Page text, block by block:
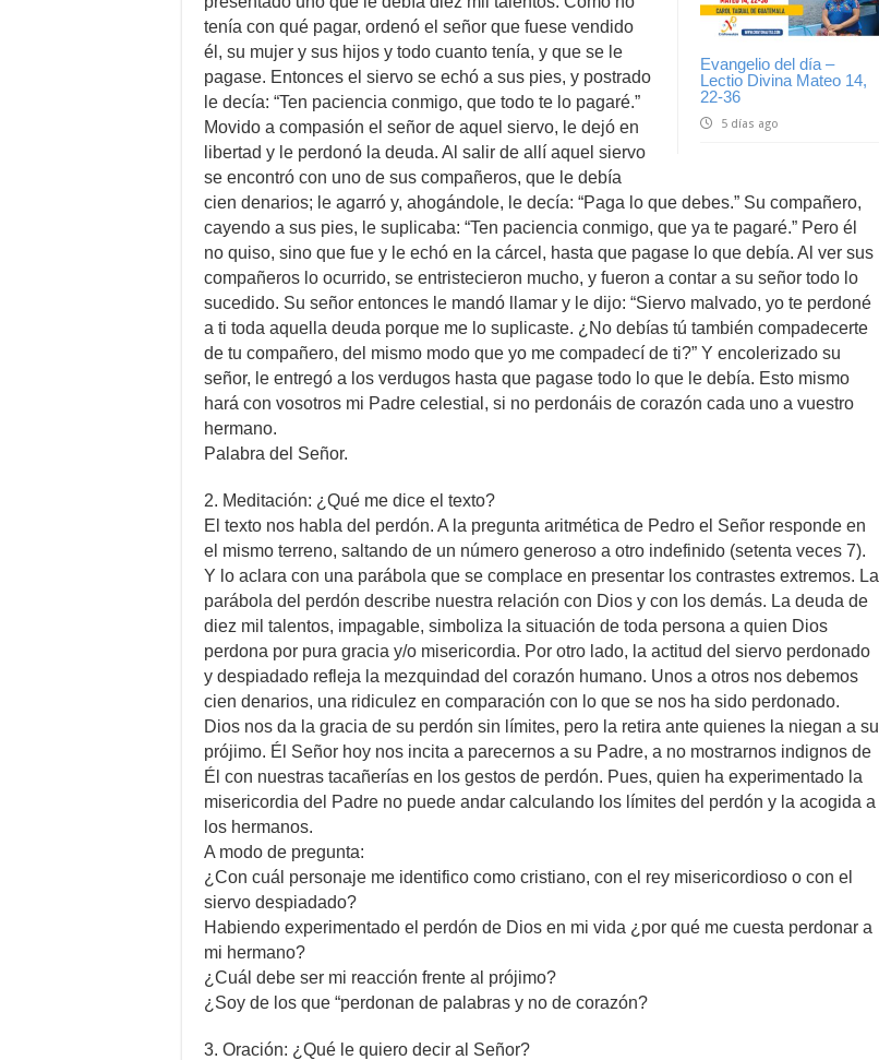
Evangelio del día –
Lectio Divina Mateo 14,
22-36
5 días ago
tenía con qué pagar, ordenó el señor que fuese vendido
él, su mujer y sus hijos y todo cuanto tenía, y que se le
pagase. Entonces el siervo se echó a sus pies, y postrado
le decía: “Ten paciencia conmigo, que todo te lo pagaré.”
Movido a compasión el señor de aquel siervo, le dejó en
libertad y le perdonó la deuda. Al salir de allí aquel siervo
se encontró con uno de sus compañeros, que le debía
cien denarios; le agarró y, ahogándole, le decía: “Paga lo que debes.” Su compañero,
cayendo a sus pies, le suplicaba: “Ten paciencia conmigo, que ya te pagaré.” Pero él
no quiso, sino que fue y le echó en la cárcel, hasta que pagase lo que debía. Al ver sus
compañeros lo ocurrido, se entristecieron mucho, y fueron a contar a su señor todo lo
sucedido. Su señor entonces le mandó llamar y le dijo: “Siervo malvado, yo te perdoné
a ti toda aquella deuda porque me lo suplicaste. ¿No debías tú también compadecerte
de tu compañero, del mismo modo que yo me compadecí de ti?” Y encolerizado su
señor, le entregó a los verdugos hasta que pagase todo lo que le debía. Esto mismo
hará con vosotros mi Padre celestial, si no perdonáis de corazón cada uno a vuestro
hermano.
Palabra del Señor.
2. Meditación: ¿Qué me dice el texto?
El texto nos habla del perdón. A la pregunta aritmética de Pedro el Señor responde en
el mismo terreno, saltando de un número generoso a otro indefinido (setenta veces 7).
Y lo aclara con una parábola que se complace en presentar los contrastes extremos. La
parábola del perdón describe nuestra relación con Dios y con los demás. La deuda de
diez mil talentos, impagable, simboliza la situación de toda persona a quien Dios
perdona por pura gracia y/o misericordia. Por otro lado, la actitud del siervo perdonado
y despiadado refleja la mezquindad del corazón humano. Unos a otros nos debemos
cien denarios, una ridiculez en comparación con lo que se nos ha sido perdonado.
Dios nos da la gracia de su perdón sin límites, pero la retira ante quienes la niegan a su
prójimo. Él Señor hoy nos incita a parecernos a su Padre, a no mostrarnos indignos de
Él con nuestras tacañerías en los gestos de perdón. Pues, quien ha experimentado la
misericordia del Padre no puede andar calculando los límites del perdón y la acogida a
los hermanos.
A modo de pregunta:
¿Con cuál personaje me identifico como cristiano, con el rey misericordioso o con el
siervo despiadado?
Habiendo experimentado el perdón de Dios en mi vida ¿por qué me cuesta perdonar a
mi hermano?
¿Cuál debe ser mi reacción frente al prójimo?
¿Soy de los que “perdonan de palabras y no de corazón?
3. Oración: ¿Qué le quiero decir al Señor?